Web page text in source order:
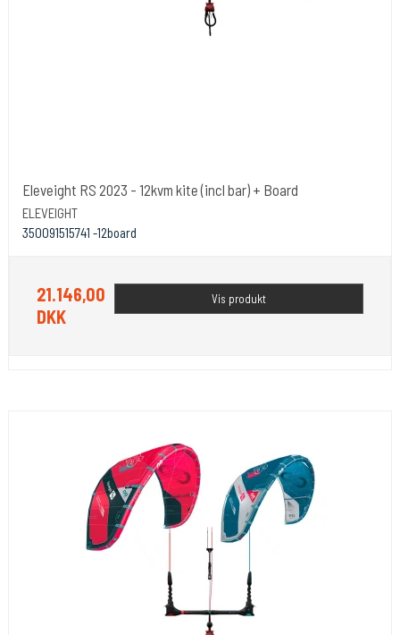
Eleveight RS 2023 - 12kvm kite (incl bar) + Board
ELEVEIGHT
350091515741 -12board
21.146,00
DKK
Vis produkt